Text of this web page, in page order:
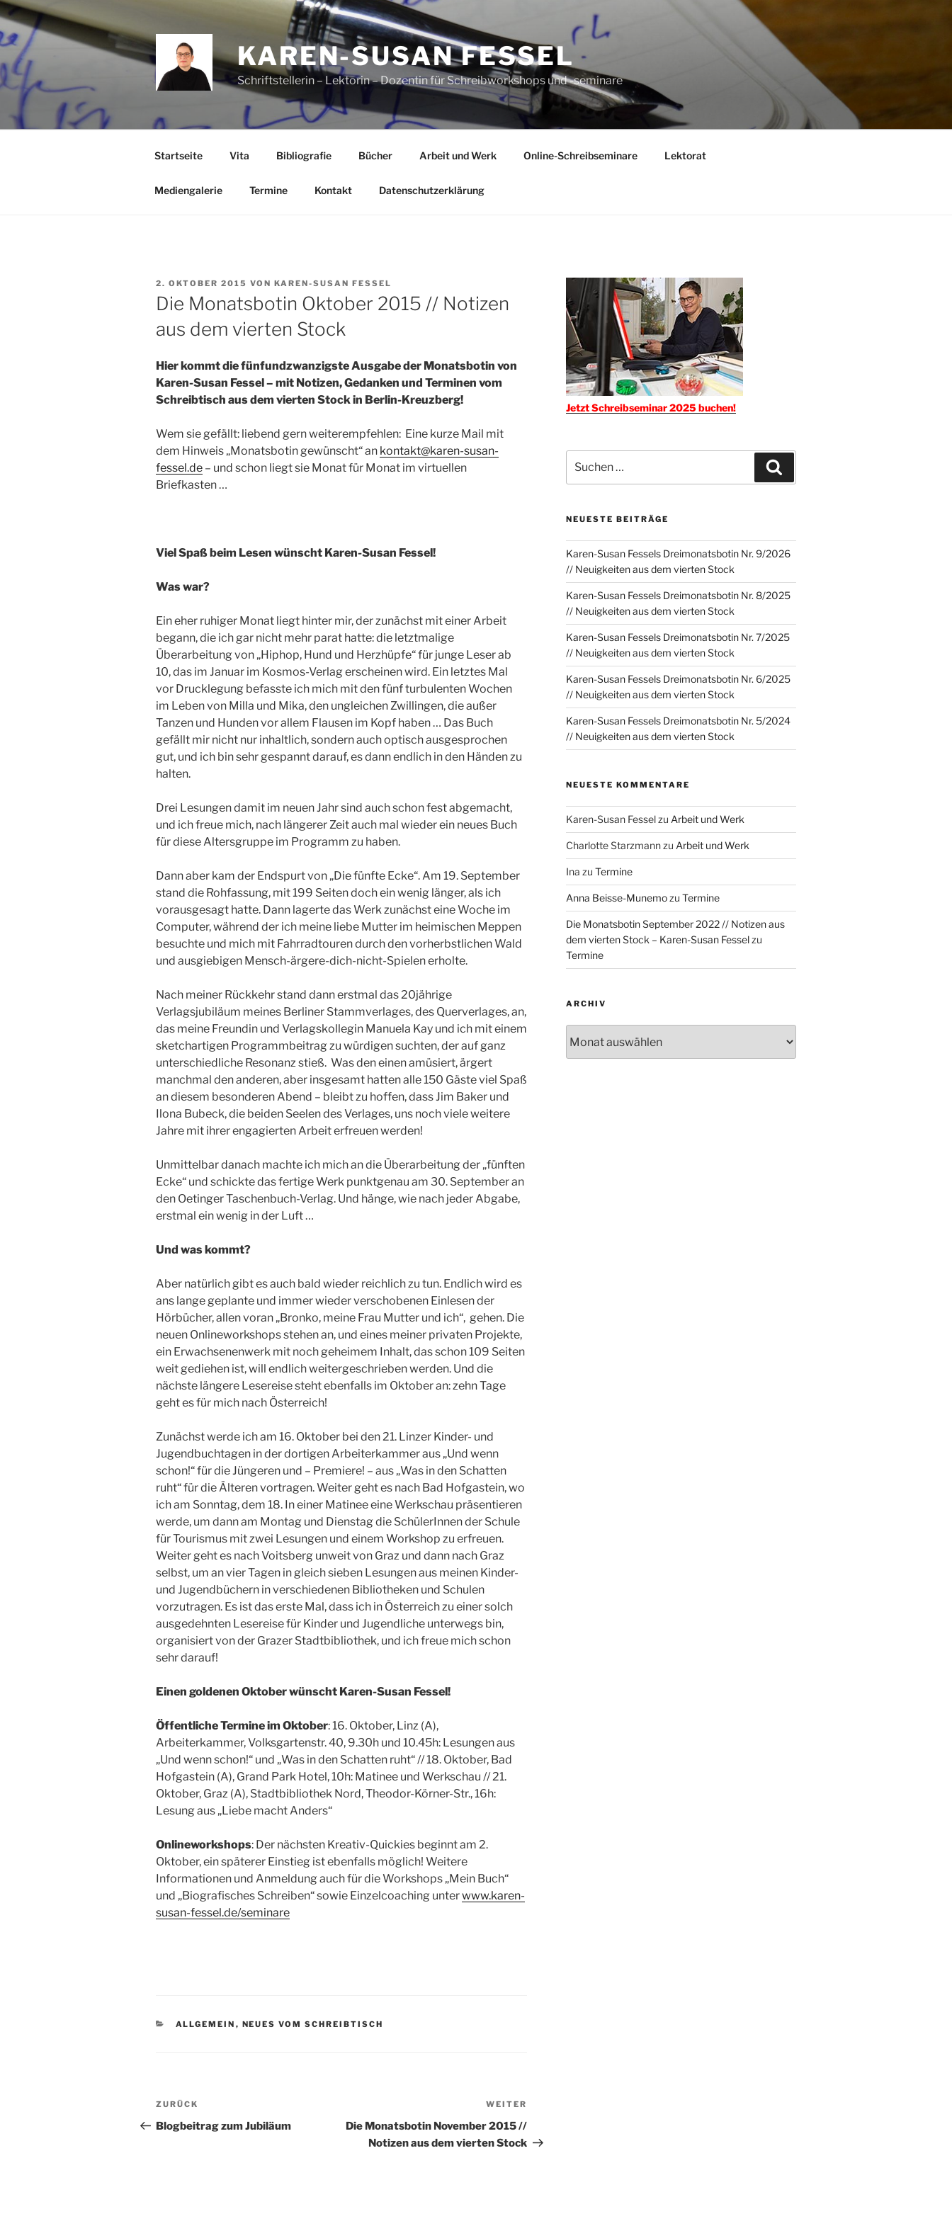
Zum
Inhalt
springen
KAREN-SUSAN FESSEL
Schriftstellerin – Lektorin – Dozentin für Schreibworkshops und -seminare
Startseite Vita Bibliografie Bücher Arbeit und Werk Online-Schreibseminare Lektorat
Mediengalerie Termine Kontakt Datenschutzerklärung
VERÖFFENTLICHT
AM
2. OKTOBER 2015 VON KAREN-SUSAN FESSEL
Die Monatsbotin Oktober 2015 // Notizen
aus dem vierten Stock
Hier kommt die fünfundzwanzigste Ausgabe der Monatsbotin von
Karen-Susan Fessel – mit Notizen, Gedanken und Terminen vom
Schreibtisch aus dem vierten Stock in Berlin-Kreuzberg!
Wem sie gefällt: liebend gern weiterempfehlen: Eine kurze Mail mit
dem Hinweis „Monatsbotin gewünscht“ an kontakt@karen-susan-
fessel.de – und schon liegt sie Monat für Monat im virtuellen
Briefkasten ​…
Viel Spaß beim Lesen wünscht Karen-Susan Fessel!
Was war?
Ein eher ruhiger Monat liegt hinter mir, der zunächst mit einer Arbeit
begann, die ich gar nicht mehr parat hatte: die letztmalige
Überarbeitung von „Hiphop, Hund und Herzhüpfe“ für junge Leser ab
10, das im Januar im Kosmos-Verlag erscheinen wird. Ein letztes Mal
vor Drucklegung befasste ich mich mit den fünf turbulenten Wochen
im Leben von Milla und Mika, den ungleichen Zwillingen, die außer
Tanzen und Hunden vor allem Flausen im Kopf haben … Das Buch
gefällt mir nicht nur inhaltlich, sondern auch optisch ausgesprochen
gut, und ich bin sehr gespannt darauf, es dann endlich in den Händen zu
halten.
Drei Lesungen damit im neuen Jahr sind auch schon fest abgemacht,
und ich freue mich, nach längerer Zeit auch mal wieder ein neues Buch
für diese Altersgruppe im Programm zu haben.
Dann aber kam der Endspurt von „Die fünfte Ecke“. Am 19. September
stand die Rohfassung, mit 199 Seiten doch ein wenig länger, als ich
vorausgesagt hatte. Dann lagerte das Werk zunächst eine Woche im
Computer, während der ich meine liebe Mutter im heimischen Meppen
besuchte und mich mit Fahrradtouren durch den vorherbstlichen Wald
und ausgiebigen Mensch-ärgere-dich-nicht-Spielen erholte.
Nach meiner Rückkehr stand dann erstmal das 20jährige
Verlagsjubiläum meines Berliner Stammverlages, des Querverlages, an,
das meine Freundin und Verlagskollegin Manuela Kay und ich mit einem
sketchartigen Programmbeitrag zu würdigen suchten, der auf ganz
unterschiedliche Resonanz stieß. Was den einen amüsiert, ärgert
manchmal den anderen, aber insgesamt hatten alle 150 Gäste viel Spaß
an diesem besonderen Abend – bleibt zu hoffen, dass Jim Baker und
Ilona Bubeck, die beiden Seelen des Verlages, uns noch viele weitere
Jahre mit ihrer engagierten Arbeit erfreuen werden!
Unmittelbar danach machte ich mich an die Überarbeitung der „fünften
Ecke“ und schickte das fertige Werk punktgenau am 30. September an
den Oetinger Taschenbuch-Verlag. Und hänge, wie nach jeder Abgabe,
erstmal ein wenig in der Luft …
Und was kommt?
Aber natürlich gibt es auch bald wieder reichlich zu tun. Endlich wird es
ans lange geplante und immer wieder verschobenen Einlesen der
Hörbücher, allen voran „Bronko, meine Frau Mutter und ich“, gehen. Die
neuen Onlineworkshops stehen an, und eines meiner privaten Projekte,
ein Erwachsenenwerk mit noch geheimem Inhalt, das schon 109 Seiten
weit gediehen ist, will endlich weitergeschrieben werden. Und die
nächste längere Lesereise steht ebenfalls im Oktober an: zehn Tage
geht es für mich nach Österreich!
Zunächst werde ich am 16. Oktober bei den 21. Linzer Kinder- und
Jugendbuchtagen in der dortigen Arbeiterkammer aus „Und wenn
schon!“ für die Jüngeren und – Premiere! – aus „Was in den Schatten
ruht“ für die Älteren vortragen. Weiter geht es nach Bad Hofgastein, wo
ich am Sonntag, dem 18. In einer Matinee eine Werkschau präsentieren
werde, um dann am Montag und Dienstag die SchülerInnen der Schule
für Tourismus mit zwei Lesungen und einem Workshop zu erfreuen.
Weiter geht es nach Voitsberg unweit von Graz und dann nach Graz
selbst, um an vier Tagen in gleich sieben Lesungen aus meinen Kinder-
und Jugendbüchern in verschiedenen Bibliotheken und Schulen
vorzutragen. Es ist das erste Mal, dass ich in Österreich zu einer solch
ausgedehnten Lesereise für Kinder und Jugendliche unterwegs bin,
organisiert von der Grazer Stadtbibliothek, und ich freue mich schon
sehr darauf!
Einen goldenen Oktober wünscht Karen-Susan Fessel!
Öffentliche Termine im Oktober: 16. Oktober, Linz (A),
Arbeiterkammer, Volksgartenstr. 40, 9.30h und 10.45h: Lesungen aus
„Und wenn schon!“ und „Was in den Schatten ruht“ // 18. Oktober, Bad
Hofgastein (A), Grand Park Hotel, 10h: Matinee und Werkschau // 21.
Oktober, Graz (A), Stadtbibliothek Nord, Theodor-Körner-Str., 16h:
Lesung aus „Liebe macht Anders“
Onlineworkshops: Der nächsten Kreativ-Quickies beginnt am 2.
Oktober, ein späterer Einstieg ist ebenfalls möglich! Weitere
Informationen und Anmeldung auch für die Workshops „Mein Buch“
und „Biografisches Schreiben“ sowie Einzelcoaching unterwww.karen-
susan-fessel.de/seminare
KATEGORIEN
ALLGEMEIN , NEUES VOM SCHREIBTISCH
Beitragsnavigation
Vorheriger
Beitrag
ZURÜCK
Blogbeitrag zum Jubiläum
Beitrag
WEITER
Die Monatsbotin November 2015 //
Notizen aus dem vierten Stock
Jetzt Schreibseminar 2025 buchen!
nach:
NEUESTE BEITRÄGE
Karen-Susan Fessels Dreimonatsbotin Nr. 9/2026
// Neuigkeiten aus dem vierten Stock
Karen-Susan Fessels Dreimonatsbotin Nr. 8/2025
// Neuigkeiten aus dem vierten Stock
Karen-Susan Fessels Dreimonatsbotin Nr. 7/2025
// Neuigkeiten aus dem vierten Stock
Karen-Susan Fessels Dreimonatsbotin Nr. 6/2025
// Neuigkeiten aus dem vierten Stock
Karen-Susan Fessels Dreimonatsbotin Nr. 5/2024
// Neuigkeiten aus dem vierten Stock
NEUESTE KOMMENTARE
Karen-Susan Fesselzu Arbeit und Werk
Charlotte Starzmannzu Arbeit und Werk
Ina zu Termine
Anna Beisse-Munemozu Termine
Die Monatsbotin September 2022 // Notizen aus
dem vierten Stock – Karen-Susan Fesselzu
Termine
ARCHIV